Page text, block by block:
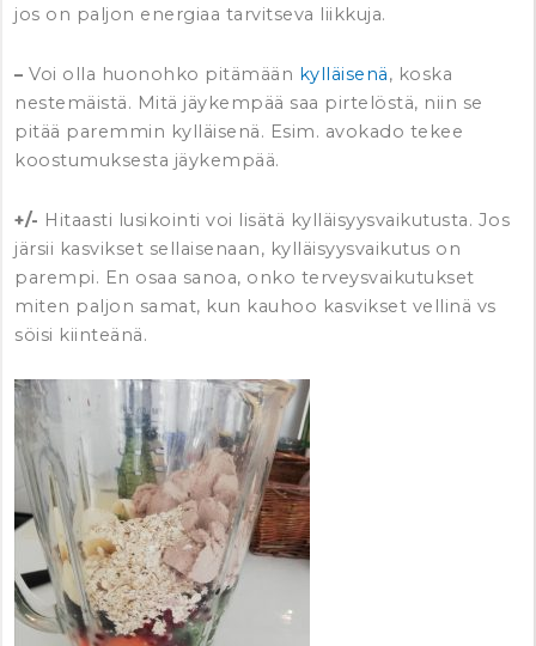
jos on paljon energiaa tarvitseva liikkuja.
– Voi olla huonohko pitämään kylläisenä, koska
nestemäistä. Mitä jäykempää saa pirtelöstä, niin se
pitää paremmin kylläisenä. Esim. avokado tekee
koostumuksesta jäykempää.
+/- Hitaasti lusikointi voi lisätä kylläisyysvaikutusta. Jos
järsii kasvikset sellaisenaan, kylläisyysvaikutus on
parempi. En osaa sanoa, onko terveysvaikutukset
miten paljon samat, kun kauhoo kasvikset vellinä vs
söisi kiinteänä.